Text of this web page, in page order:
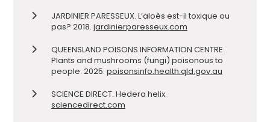
JARDINIER PARESSEUX. L’aloès est-il toxique ou
pas? 2018. jardinierparesseux.com
QUEENSLAND POISONS INFORMATION CENTRE.
Plants and mushrooms (fungi) poisonous to
people. 2025. poisonsinfo.health.qld.gov.au
SCIENCE DIRECT. Hedera helix.
sciencedirect.com